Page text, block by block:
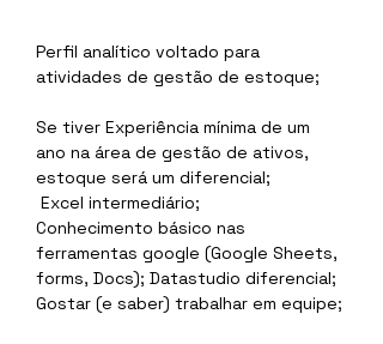
Perfil analítico voltado para
atividades de gestão de estoque;
Se tiver Experiência mínima de um
ano na área de gestão de ativos,
estoque será um diferencial;
Excel intermediário;
Conhecimento básico nas
ferramentas google (Google Sheets,
forms, Docs); Datastudio diferencial;
Gostar (e saber) trabalhar em equipe;